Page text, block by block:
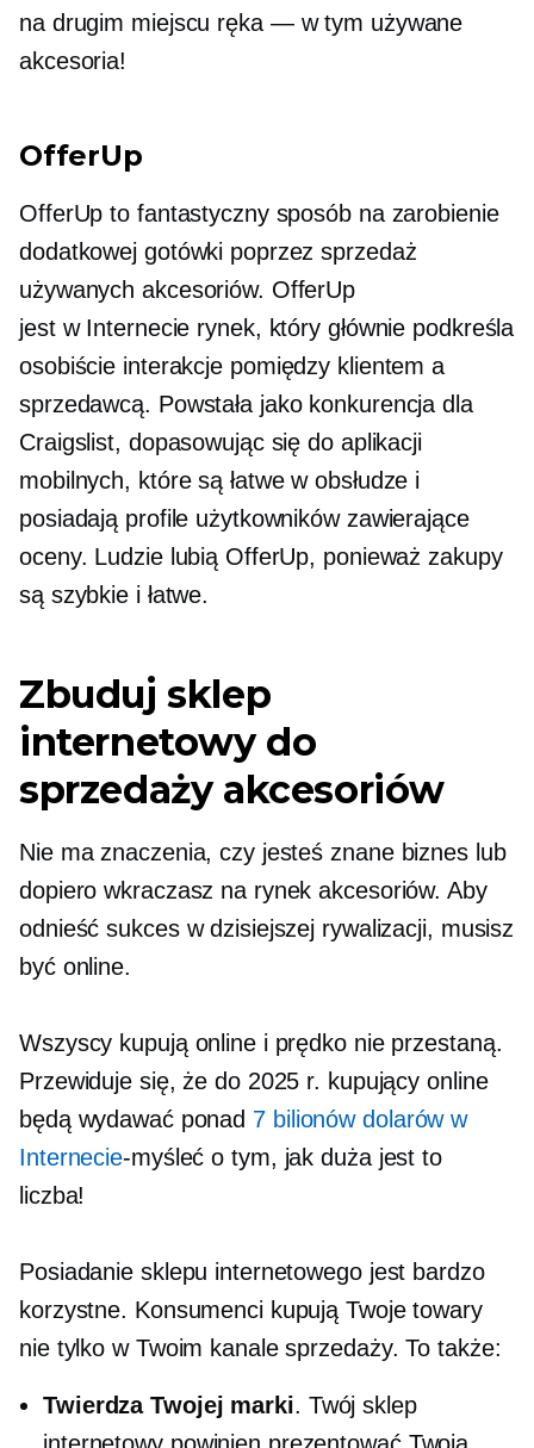
na drugim miejscu ręka — w tym używane
akcesoria!
OfferUp
OfferUp to fantastyczny sposób na zarobienie
dodatkowej gotówki poprzez sprzedaż
używanych akcesoriów. OfferUp
jest w Internecie rynek, który głównie podkreśla
osobiście interakcje pomiędzy klientem a
sprzedawcą. Powstała jako konkurencja dla
Craigslist, dopasowując się do aplikacji
mobilnych, które są łatwe w obsłudze i
posiadają profile użytkowników zawierające
oceny. Ludzie lubią OfferUp, ponieważ zakupy
są szybkie i łatwe.
Zbuduj sklep
internetowy do
sprzedaży akcesoriów
Nie ma znaczenia, czy jesteś znanebiznes lub
dopiero wkraczasz na rynek akcesoriów. Aby
odnieść sukces w dzisiejszej rywalizacji, musisz
być online.
Wszyscy kupują online i prędko nie przestaną.
Przewiduje się, że do 2025 r. kupujący online
będą wydawać ponad 7 bilionów dolarów w
Internecie-myśleć o tym, jak duża jest to
liczba!
Posiadanie sklepu internetowego jest bardzo
korzystne. Konsumenci kupują Twoje towary
nie tylko w Twoim kanale sprzedaży. To także:
Twierdza Twojej marki. Twój sklep